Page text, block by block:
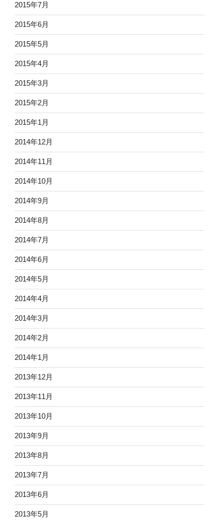
2015年7月
2015年6月
2015年5月
2015年4月
2015年3月
2015年2月
2015年1月
2014年12月
2014年11月
2014年10月
2014年9月
2014年8月
2014年7月
2014年6月
2014年5月
2014年4月
2014年3月
2014年2月
2014年1月
2013年12月
2013年11月
2013年10月
2013年9月
2013年8月
2013年7月
2013年6月
2013年5月